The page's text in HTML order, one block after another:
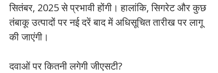
सितंबर, 2025 से प्रभावी होंगी। हालांकि, सिगरेट और कुछ
तंबाकू उत्पादों पर नई दरें बाद में अधिसूचित तारीख पर लागू
की जाएंगी।
दवाओं पर कितनी लगेगी जीएसटी?